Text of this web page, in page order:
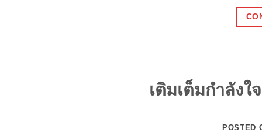
เติมเต็มกำลัง
POSTED